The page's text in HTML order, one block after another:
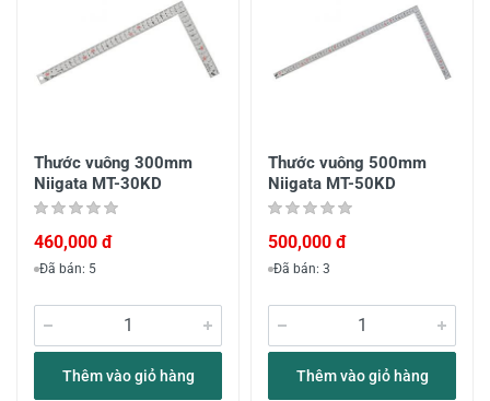
Thước vuông 300mm
Niigata MT-30KD
460,000 đ
Đã bán: 5
Thêm vào giỏ hàng
Thước vuông 500mm
Niigata MT-50KD
500,000 đ
Đã bán: 3
Thêm vào giỏ hàng